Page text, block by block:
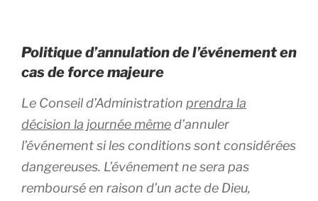
Politique d’annulation de l’événement en
cas de force majeure
Le Conseil d’Administration prendra la
décision la journée mêmed’annuler
l’événement si les conditions sont considérées
dangereuses. L’événement ne sera pas
remboursé en raison d’un acte de Dieu,